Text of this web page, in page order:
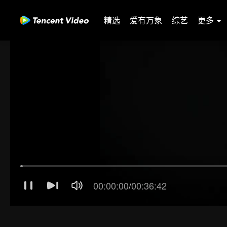
精选 爱有万象 综艺 更多